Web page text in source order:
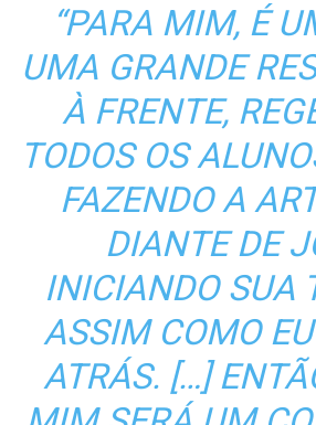
“PARA MIM, É
UMA GRANDE
À FRENTE,
TODOS OS
FAZENDO A
DIANTE DE
INICIANDO SUA
ASSIM COMO
ATRÁS. […]